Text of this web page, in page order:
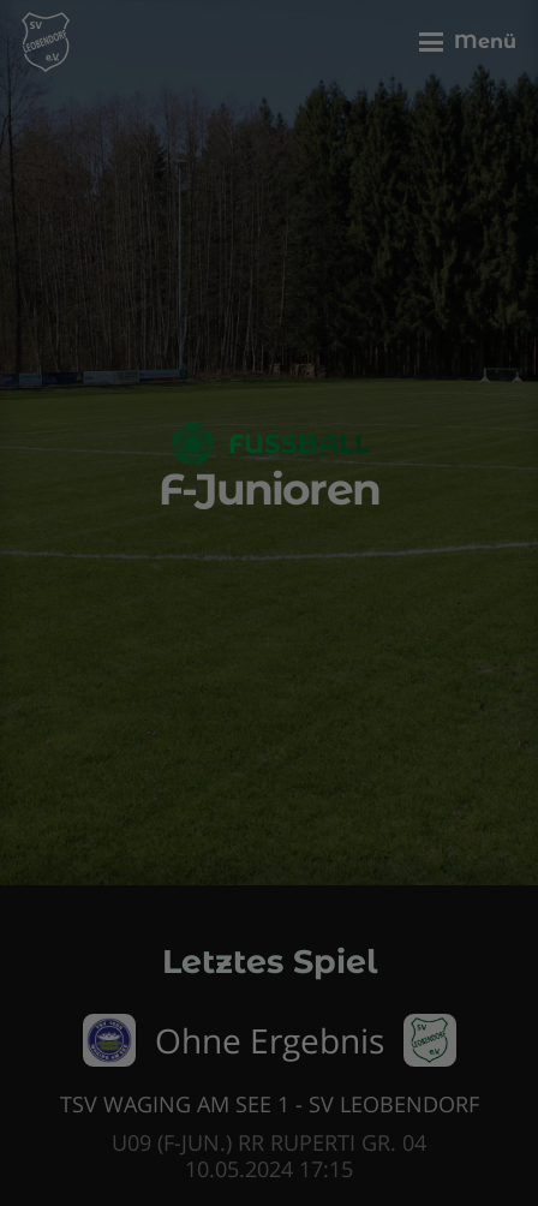
Menü
FUSSBALL
F-Junioren
Letztes Spiel
Ohne Ergebnis
TSV WAGING AM SEE 1 - SV LEOBENDORF
U09 (F-JUN.) RR RUPERTI GR. 04
10.05.2024 17:15